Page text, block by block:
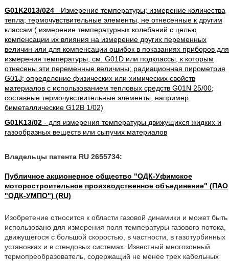
G01K2013/024- Измерение температуры; измерение количества
тепла; термочувствительные элементы, не отнесенные к другим
классам ( измерение температурных колебаний с целью
компенсации их влияния на измерение других переменных
величин или для компенсации ошибок в показаниях приборов для
измерения температуры, см. G01D или подклассы, к которым
отнесены эти переменные величины; радиационная пирометрия
G01J; определение физических или химических свойств
материалов с использованием тепловых средств G01N 25/00;
составные термочувствительные элементы, например
биметаллические G12B 1/02)
G01K13/02- для измерения температуры движущихся жидких и
газообразных веществ или сыпучих материалов
Владельцы патента RU 2655734:
Публичное акционерное общество "ОДК-Уфимское
моторостроительное производственное объединение" (ПАО
"ОДК-УМПО") (RU)
Изобретение относится к области газовой динамики и может быть
использовано для измерения поля температуры газового потока,
движущегося с большой скоростью, в частности, в газотурбинных
установках и в стендовых системах. Известный многозонный
термопреобразователь, содержащий не менее трех кабельных